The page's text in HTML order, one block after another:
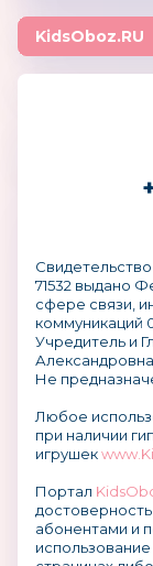
KidsOboz.RU
71532 выдано
сфере связи,
коммуникаций
Учредитель и
Александровна.
Не
Любое
при наличии
игрушек
Портал
абонентами и